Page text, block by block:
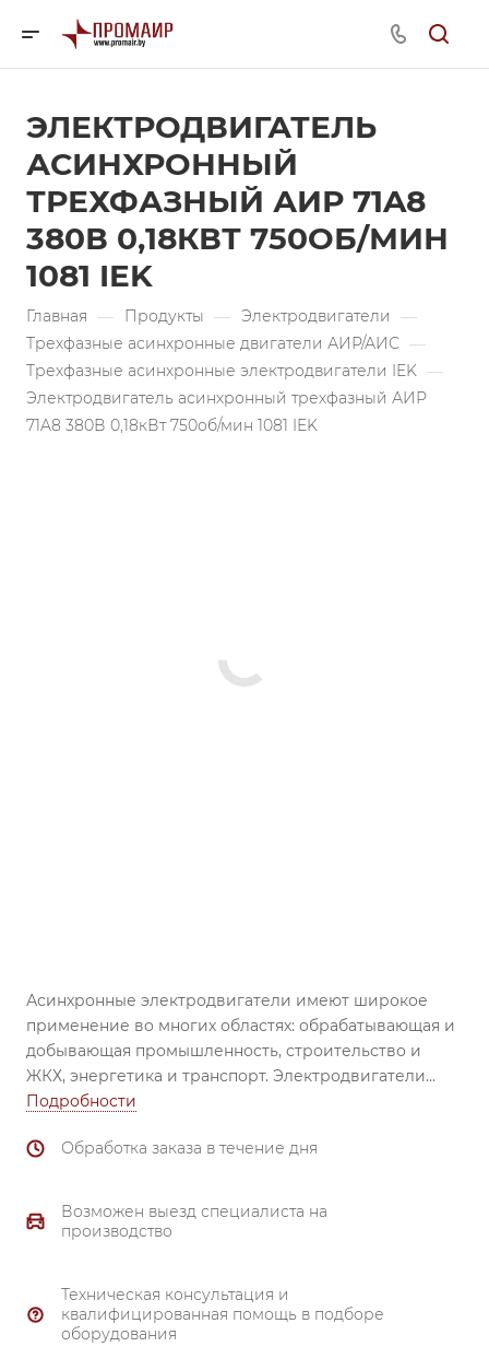
ЭЛЕКТРОДВИГАТЕЛЬ
АСИНХРОННЫЙ
ТРЕХФАЗНЫЙ АИР 71A8
380В 0,18КВТ 750ОБ/МИН
1081 IEK
Главная — Продукты — Электродвигатели —
Трехфазные асинхронные двигатели АИР/АИС —
Трехфазные асинхронные электродвигатели IEK —
Электродвигатель асинхронный трехфазный АИР
71A8 380В 0,18кВт 750об/мин 1081 IEK
Асинхронные электродвигатели имеют широкое
применение во многих областях: обрабатывающая и
добывающая промышленность, строительство и
ЖКХ, энергетика и транспорт. Электродвигатели
незаменимы при использовании в вентиляторах,
смесителях, механизмах перемещения, затворах и
подшипник (все электродвигатели комплектуются
высоконадежными подшипниками ведущих
чугун.
Тройной контроль качества.
Подробности
Обработка заказа в течение дня
Возможен выезд специалиста на
производство
Техническая консультация и
квалифицированная помощь в подборе
оборудования